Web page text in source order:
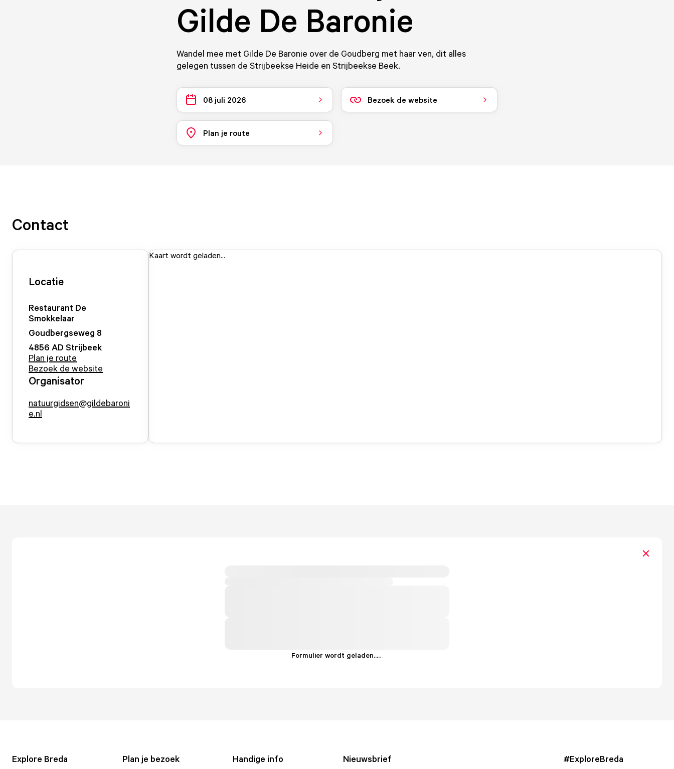
Gilde De Baronie
Wandel mee met Gilde De Baronie over de Goudberg met haar ven, dit alles
gelegen tussen de Strijbeekse Heide en Strijbeekse Beek.
08 juli 2026 Bezoek de website
Plan je route
Contact
Locatie
Restaurant De
Smokkelaar
Goudbergseweg 8
4856 AD Strijbeek
Plan je route
Bezoek de website
Organisator
natuurgidsen@gildebaroni
e.nl
Kaart wordt geladen...
Formulier wordt geladen......
Explore Breda Plan je bezoek Handige info Nieuwsbrief #ExploreBreda